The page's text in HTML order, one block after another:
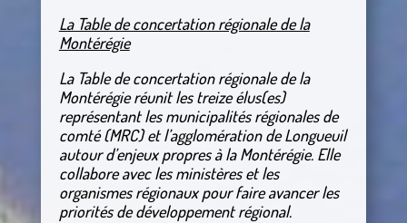
La Table de concertation régionale de la
Montérégie
La Table de concertation régionale de la
Montérégie réunit les treize élus(es)
représentant les municipalités régionales de
comté (MRC) et l’agglomération de Longueuil
autour d’enjeux propres à la Montérégie. Elle
collabore avec les ministères et les
organismes régionaux pour faire avancer les
priorités de développement régional.